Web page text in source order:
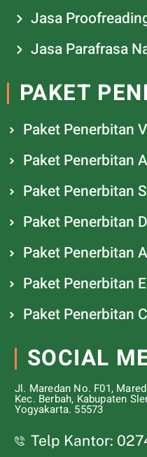
Jasa
Jasa Parafrasa
PAKET
Paket Penerbitan
Paket Penerbitan
Paket Penerbitan
Paket Penerbitan
Paket Penerbitan
Paket Penerbitan
Paket Penerbitan
SOCIAL
Jl. Maredan No. F01,
Kec. Berbah, Kabupaten
Yogyakarta. 55573
Telp Kantor: